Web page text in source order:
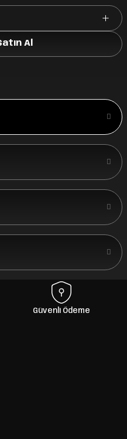
Al
Güvenli Ödeme